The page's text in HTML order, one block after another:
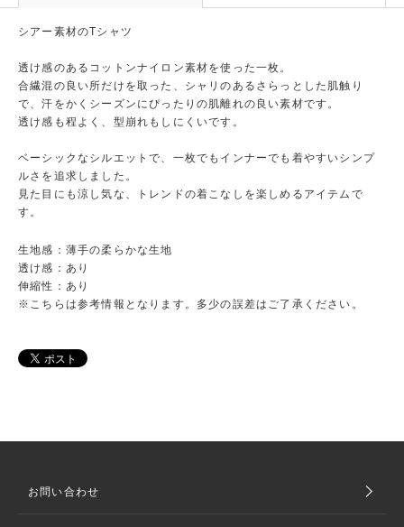
シアー素材のTシャツ
透け感のあるコットンナイロン素材を使った一枚。
合繊混の良い所だけを取った、シャリのあるさらっとした肌触り
で、汗をかくシーズンにぴったりの肌離れの良い素材です。
透け感も程よく、型崩れもしにくいです。
ベーシックなシルエットで、一枚でもインナーでも着やすいシンプ
ルさを追求しました。
見た目にも涼し気な、トレンドの着こなしを楽しめるアイテムで
す。
生地感：薄手の柔らかな生地
透け感：あり
伸縮性：あり
※こちらは参考情報となります。多少の誤差はご了承ください。
お問い合わせ